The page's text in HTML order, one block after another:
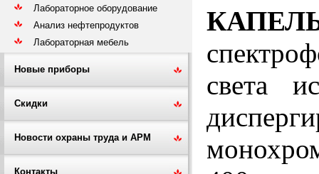
Лабораторное оборудование
Анализ нефтепродуктов
Лабораторная мебель
Новые приборы
Скидки
Новости охраны труда и АРМ
Контакты
света